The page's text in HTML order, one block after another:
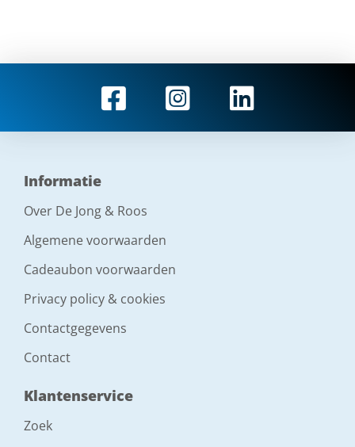
Informatie
Over De Jong & Roos
Algemene voorwaarden
Cadeaubon voorwaarden
Privacy policy & cookies
Contactgegevens
Contact
Klantenservice
Zoek